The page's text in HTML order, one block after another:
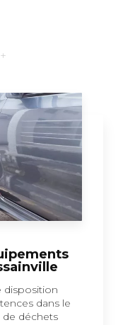
disposition
dans le
de déchets